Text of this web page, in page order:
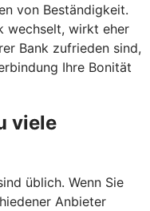
von Beständigkeit.
wechselt, wirkt eher
Bank zufrieden sind,
Ihre Bonität
viele
üblich. Wenn Sie
Anbieter